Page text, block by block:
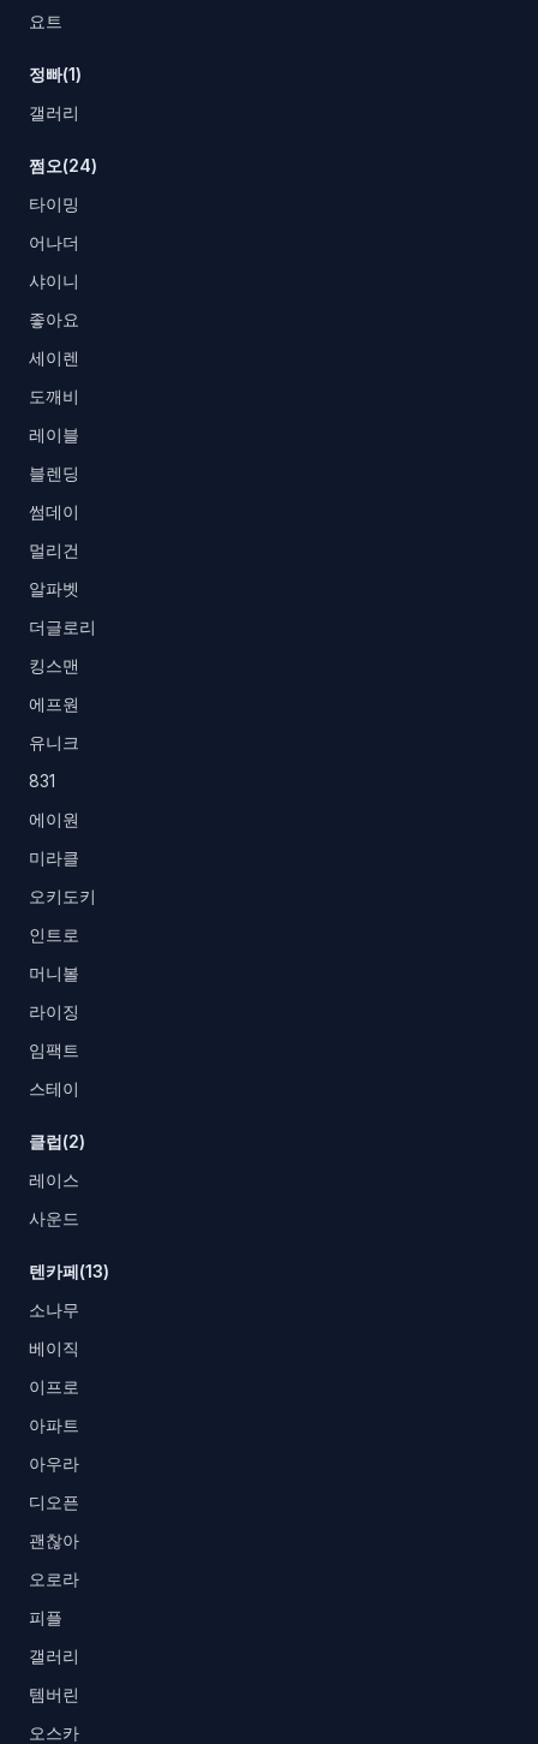
요트
정빠(1)
갤러리
쩜오(24)
타이밍
어나더
샤이니
좋아요
세이렌
도깨비
레이블
블렌딩
썸데이
멀리건
알파벳
더글로리
킹스맨
에프원
유니크
831
에이원
미라클
오키도키
인트로
머니볼
라이징
임팩트
스테이
클럽(2)
레이스
사운드
텐카페(13)
소나무
베이직
이프로
아파트
아우라
디오픈
괜찮아
오로라
피플
갤러리
템버린
오스카